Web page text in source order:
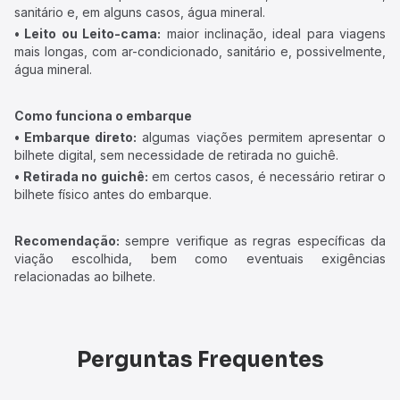
sanitário e, em alguns casos, água mineral.
• Leito ou Leito-cama: maior inclinação, ideal para viagens
mais longas, com ar-condicionado, sanitário e, possivelmente,
água mineral.
Como funciona o embarque
• Embarque direto: algumas viações permitem apresentar o
bilhete digital, sem necessidade de retirada no guichê.
• Retirada no guichê: em certos casos, é necessário retirar o
bilhete físico antes do embarque.
Recomendação: sempre verifique as regras específicas da
viação escolhida, bem como eventuais exigências
relacionadas ao bilhete.
Perguntas Frequentes